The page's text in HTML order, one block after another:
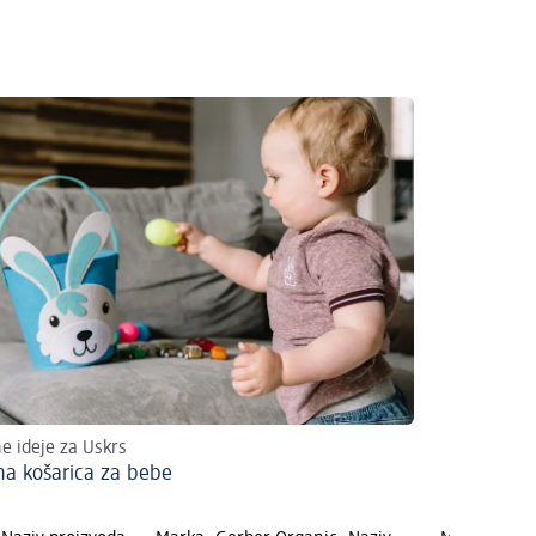
ideje za Uskrs
košarica za bebe